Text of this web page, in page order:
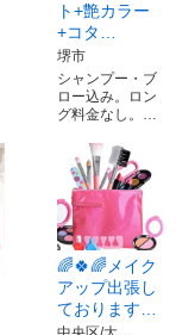
ト+艶カラー
+コタ…
堺市
シャンプー・ブ
ロー込み。ロン
グ料金なし。…
🌈🍀🌈メイク
アップ出張し
ております…